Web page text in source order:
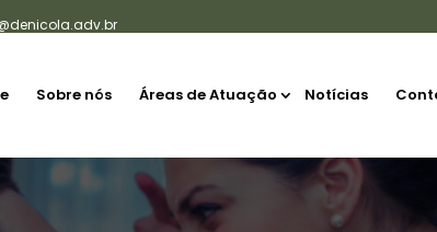
Sobre nós Áreas de Atuação Notícias